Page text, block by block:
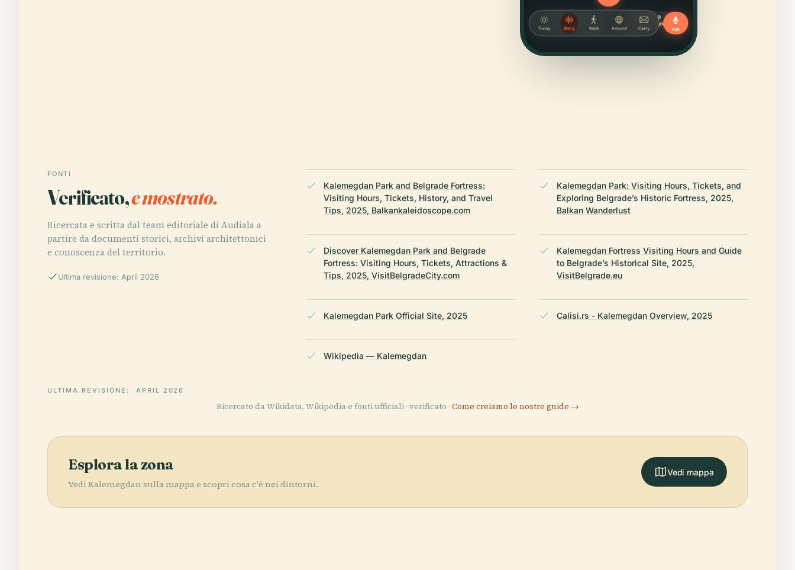
FONTI
Verificato,e mostrato.
Ricercata e scritta dal team editoriale di Audiala a
partire da documenti storici, archivi architettonici
e conoscenza del territorio.
Ultima revisione: April 2026
Kalemegdan Park and Belgrade Fortress:
Visiting Hours, Tickets, History, and Travel
Tips, 2025, Balkankaleidoscope.com
Kalemegdan Park: Visiting Hours, Tickets, and
Exploring Belgrade’s Historic Fortress, 2025,
Balkan Wanderlust
Discover Kalemegdan Park and Belgrade
Fortress: Visiting Hours, Tickets, Attractions &
Tips, 2025, VisitBelgradeCity.com
Kalemegdan Fortress Visiting Hours and Guide
to Belgrade’s Historical Site, 2025,
VisitBelgrade.eu
Kalemegdan Park Official Site, 2025 Calisi.rs - Kalemegdan Overview, 2025
Wikipedia — Kalemegdan
ULTIMA REVISIONE: APRIL 2026
Ricercato da Wikidata, Wikipedia e fonti ufficiali · verificato · Come creiamo le nostre guide →
Esplora la zona
Vedi Kalemegdan sulla mappa e scopri cosa c'è nei dintorni.
Vedi mappa